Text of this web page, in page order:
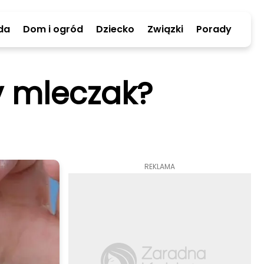
Dom i ogród Dziecko Związki Porady
mleczak?
REKLAMA